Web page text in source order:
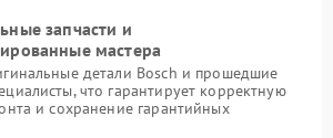
запчасти и
мастера
детали Bosch и прошедшие
что гарантирует корректную
и сохранение гарантийных